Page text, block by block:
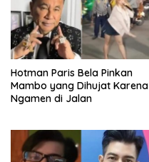
Hotman Paris Bela Pinkan
Mambo yang Dihujat Karena
Ngamen di Jalan